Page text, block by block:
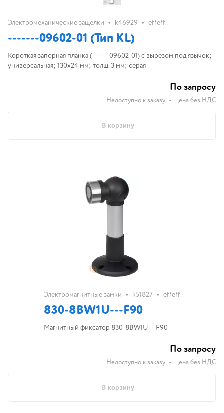
Электромеханические защелки • k46929 • effeff
-------09602-01 (Тип KL)
Короткая запорная планка (-------09602-01) с вырезом под язычок;
универсальная; 130х24 мм; толщ. 3 мм; серая
По запросу
Недоступно к заказу • цена без НДС
В корзину
Электромагнитные замки • k51827 • effeff
830-8BW1U---F90
Магнитный фиксатор 830-8BW1U---F90
По запросу
Недоступно к заказу • цена без НДС
В корзину